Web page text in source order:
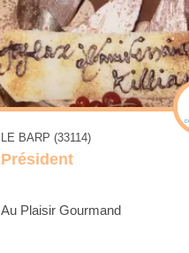
LE BARP (33114)
Président
Au Plaisir Gourmand